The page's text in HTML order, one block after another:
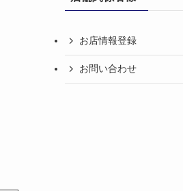
お店情報登録
お問い合わせ